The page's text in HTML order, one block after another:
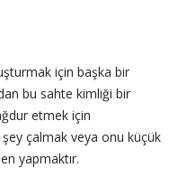
için başka bir
bu sahte kimliği bir
etmek için
çalmak veya onu küçük
yapmaktır.